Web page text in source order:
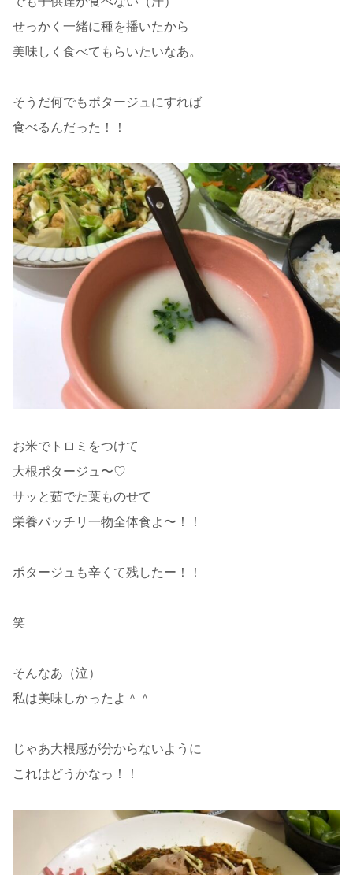
せっかく一緒に種を播いたから
美味しく食べてもらいたいなあ。
そうだ何でもポタージュにすれば
食べるんだった！！
お米でトロミをつけて
大根ポタージュ〜♡
サッと茹でた葉ものせて
栄養バッチリ一物全体食よ〜！！
ポタージュも辛くて残したー！！
笑
そんなあ（泣）
私は美味しかったよ＾＾
じゃあ大根感が分からないように
これはどうかなっ！！